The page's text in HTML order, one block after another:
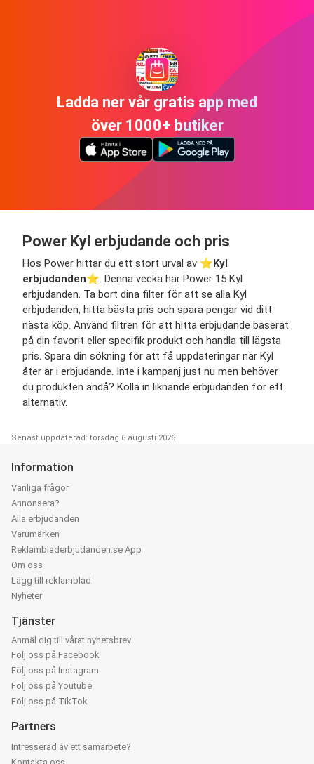
Ladda ner vår gratis app med
över 1000+ butiker
Power Kyl erbjudande och pris
Hos Power hittar du ett stort urval av ⭐️Kyl
erbjudanden⭐️. Denna vecka har Power 15 Kyl
erbjudanden. Ta bort dina filter för att se alla Kyl
erbjudanden, hitta bästa pris och spara pengar vid ditt
nästa köp. Använd filtren för att hitta erbjudande baserat
på din favorit eller specifik produkt och handla till lägsta
pris. Spara din sökning för att få uppdateringar när Kyl
åter är i erbjudande. Inte i kampanj just nu men behöver
du produkten ändå? Kolla in liknande erbjudanden för ett
alternativ.
Senast uppdaterad: torsdag 6 augusti 2026
Information
Vanliga frågor
Annonsera?
Alla erbjudanden
Varumärken
Reklambladerbjudanden.se App
Om oss
Lägg till reklamblad
Nyheter
Tjänster
Anmäl dig till vårat nyhetsbrev
Följ oss på Facebook
Följ oss på Instagram
Följ oss på Youtube
Följ oss på TikTok
Partners
Intresserad av ett samarbete?